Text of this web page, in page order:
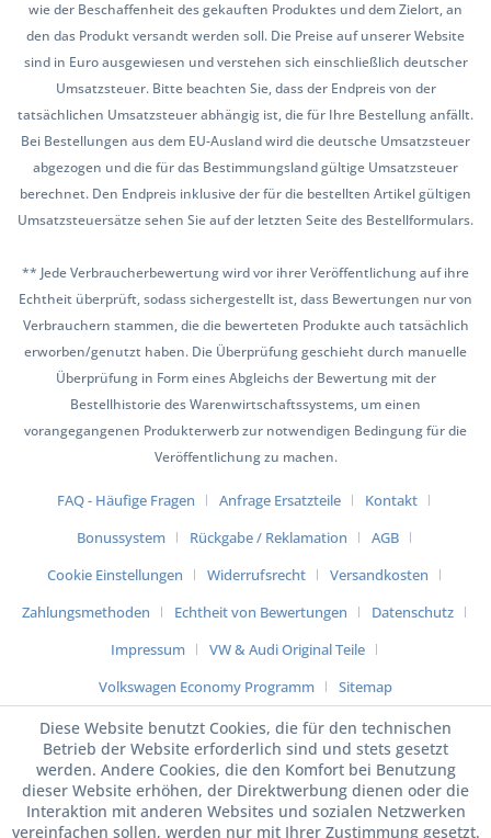
wie der Beschaffenheit des gekauften Produktes und dem Zielort, an
den das Produkt versandt werden soll. Die Preise auf unserer Website
sind in Euro ausgewiesen und verstehen sich einschließlich deutscher
Umsatzsteuer. Bitte beachten Sie, dass der Endpreis von der
tatsächlichen Umsatzsteuer abhängig ist, die für Ihre Bestellung anfällt.
Bei Bestellungen aus dem EU-Ausland wird die deutsche Umsatzsteuer
abgezogen und die für das Bestimmungsland gültige Umsatzsteuer
berechnet. Den Endpreis inklusive der für die bestellten Artikel gültigen
Umsatzsteuersätze sehen Sie auf der letzten Seite des Bestellformulars.
** Jede Verbraucherbewertung wird vor ihrer Veröffentlichung auf ihre
Echtheit überprüft, sodass sichergestellt ist, dass Bewertungen nur von
Verbrauchern stammen, die die bewerteten Produkte auch tatsächlich
erworben/genutzt haben. Die Überprüfung geschieht durch manuelle
Überprüfung in Form eines Abgleichs der Bewertung mit der
Bestellhistorie des Warenwirtschaftssystems, um einen
vorangegangenen Produkterwerb zur notwendigen Bedingung für die
Veröffentlichung zu machen.
FAQ - Häufige Fragen Anfrage Ersatzteile
Kontakt
Bonussystem
Rückgabe / Reklamation
AGB
Cookie Einstellungen
Widerrufsrecht
Versandkosten
Zahlungsmethoden
Echtheit von Bewertungen
Datenschutz
Impressum
VW & Audi Original Teile
Volkswagen Economy Programm
Sitemap
Diese Website benutzt Cookies, die für den technischen
Betrieb der Website erforderlich sind und stets gesetzt
werden. Andere Cookies, die den Komfort bei Benutzung
dieser Website erhöhen, der Direktwerbung dienen oder die
Interaktion mit anderen Websites und sozialen Netzwerken
vereinfachen sollen, werden nur mit Ihrer Zustimmung gesetzt.